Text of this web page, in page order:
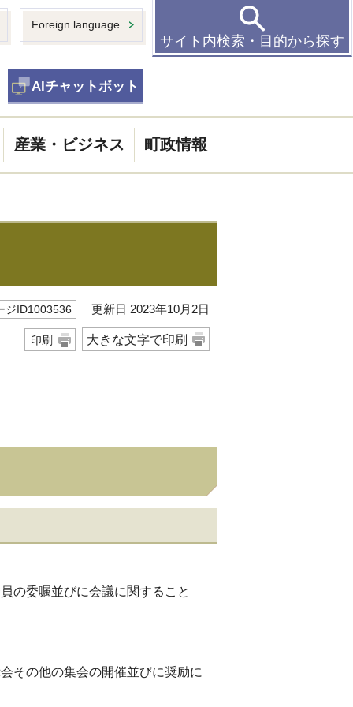
Foreign language
AIチャットボット
サイト内検索・目的から探す
産業・ビジネス 町政情報
ジID1003536 更新日 2023年10月2日
印刷 大きな文字で印刷
の委嘱並びに会議に関すること
その他の集会の開催並びに奨励に